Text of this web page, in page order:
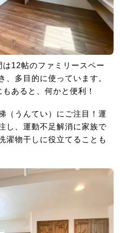
12帖のファミリースペー
、多目的に使っています。
あると、何かと便利！
（うんてい）にご注目！運
し、運動不足解消に家族で
濯物干しに役立てることも